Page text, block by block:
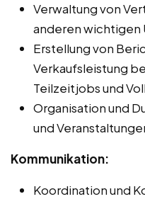
Verwaltung von
anderen wichtigen
Erstellung von
Verkaufsleistung
Teilzeitjobs und
Organisation und
und
Kommunikation:
Koordination und